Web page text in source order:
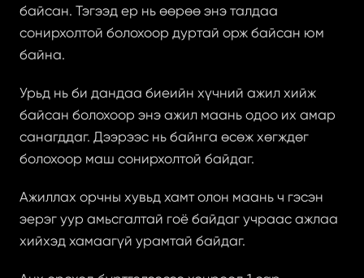
байсан. Тэгээд ер нь өөрөө энэ талдаа
сонирхолтой болохоор дуртай орж байсан юм
байна.
Урьд нь би дандаа биеийн хүчний ажил хийж
байсан болохоор энэ ажил маань одоо их амар
санагддаг. Дээрээс нь байнга өсөж хөгждөг
болохоор маш сонирхолтой байдаг.
Ажиллах орчны хувьд хамт олон маань ч гэсэн
эерэг уур амьсгалтай гоё байдаг учраас ажлаа
хийхэд хамаагүй урамтай байдаг.